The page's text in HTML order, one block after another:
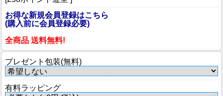
お得な新規会員登録はこちら
(購入前に会員登録必要)
全商品 送料無料!
プレゼント包装(無料)
有料ラッピング